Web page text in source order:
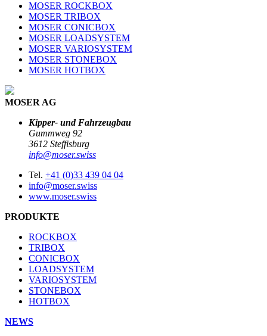
MOSER ROCKBOX
MOSER TRIBOX
MOSER CONICBOX
MOSER LOADSYSTEM
MOSER VARIOSYSTEM
MOSER STONEBOX
MOSER HOTBOX
MOSER AG
Kipper- und Fahrzeugbau
Gummweg 92
3612 Steffisburg
info@moser.swiss
Tel. +41 (0)33 439 04 04
info@moser.swiss
www.moser.swiss
PRODUKTE
ROCKBOX
TRIBOX
CONICBOX
LOADSYSTEM
VARIOSYSTEM
STONEBOX
HOTBOX
NEWS